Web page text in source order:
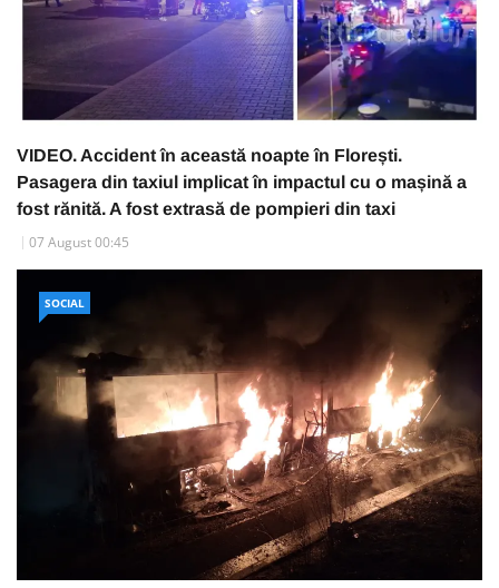
VIDEO. Accident în această noapte în Florești.
Pasagera din taxiul implicat în impactul cu o mașină a
fost rănită. A fost extrasă de pompieri din taxi
07 August 00:45
SOCIAL